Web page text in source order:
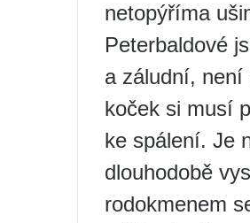
netopýříma
Peterbaldové
a záludní, není
koček si musí
ke spálení. Je
dlouhodobě
rodokmenem